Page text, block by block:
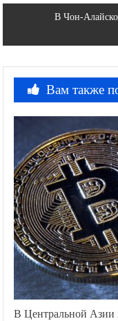
записям
В Чон-
Вам также
В Центральной Азии